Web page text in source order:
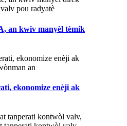
an kwiv manyèl tèmik
ekonomize enèji ak